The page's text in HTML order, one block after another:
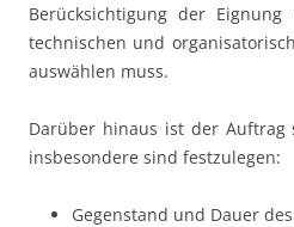
Berücksichtigung der
technischen und
auswählen muss.
Darüber hinaus ist der
insbesondere sind festzulegen:
Gegenstand und Dauer